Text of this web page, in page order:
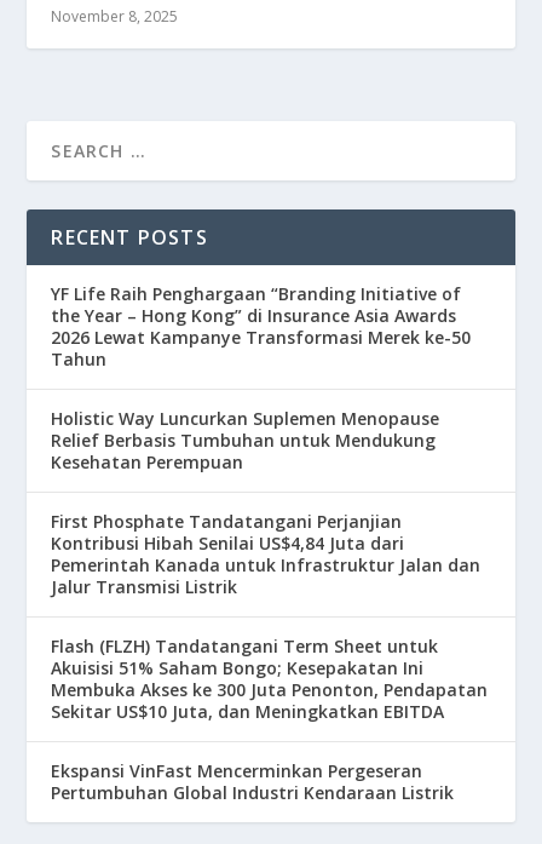
November 8, 2025
RECENT POSTS
YF Life Raih Penghargaan “Branding Initiative of
the Year – Hong Kong” di Insurance Asia Awards
2026 Lewat Kampanye Transformasi Merek ke-50
Tahun
Holistic Way Luncurkan Suplemen Menopause
Relief Berbasis Tumbuhan untuk Mendukung
Kesehatan Perempuan
First Phosphate Tandatangani Perjanjian
Kontribusi Hibah Senilai US$4,84 Juta dari
Pemerintah Kanada untuk Infrastruktur Jalan dan
Jalur Transmisi Listrik
Flash (FLZH) Tandatangani Term Sheet untuk
Akuisisi 51% Saham Bongo; Kesepakatan Ini
Membuka Akses ke 300 Juta Penonton, Pendapatan
Sekitar US$10 Juta, dan Meningkatkan EBITDA
Ekspansi VinFast Mencerminkan Pergeseran
Pertumbuhan Global Industri Kendaraan Listrik